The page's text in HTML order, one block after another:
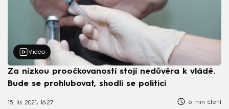
Video
Za nízkou proočkovaností stojí nedůvěra k vládě.
Bude se prohlubovat, shodli se politici
15. lis 2021, 16:27 6 min čtení